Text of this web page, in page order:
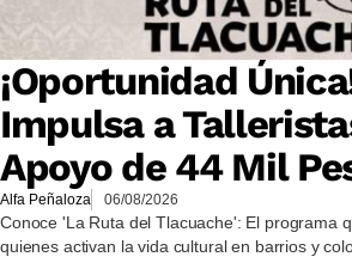
¡Oportunidad
Impulsa a
Apoyo de 44 Mil
Alfa Peñaloza 06/08/2026
Conoce 'La Ruta del Tlacuache': El programa
quienes activan la vida cultural en barrios y